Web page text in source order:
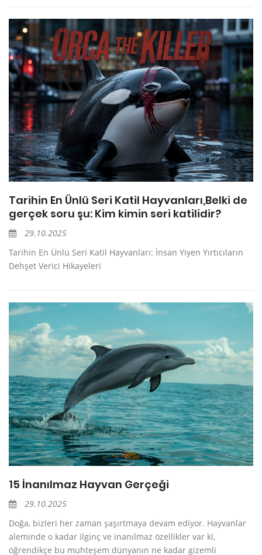
Tarihin En Ünlü Seri Katil Hayvanları,Belki de
gerçek soru şu: Kim kimin seri katilidir?
29.10.2025
Tarihin En Ünlü Seri Katil Hayvanları: İnsan Yiyen Yırtıcıların
Dehşet Verici Hikayeleri
15 İnanılmaz Hayvan Gerçeği
29.10.2025
Doğa, bizleri her zaman şaşırtmaya devam ediyor. Hayvanlar
aleminde o kadar ilginç ve inanılmaz özellikler var ki,
öğrendikçe bu muhteşem dünyanın ne kadar gizemli